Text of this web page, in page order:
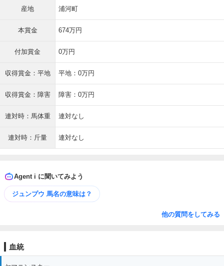
産地 浦河町
本賞金 674万円
付加賞金 0万円
収得賞金：平地 平地：0万円
収得賞金：障害 障害：0万円
連対時：馬体重 連対なし
連対時：斤量 連対なし
Agent i に聞いてみよう
ジュンプウ 馬名の意味は？
他の質問をしてみる
血統